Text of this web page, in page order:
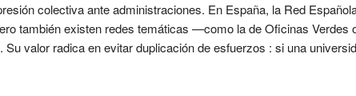
colectiva ante administraciones. En España, la Red
también existen redes temáticas —como la de Oficinas
valor radica en evitar duplicación de esfuerzos : si una